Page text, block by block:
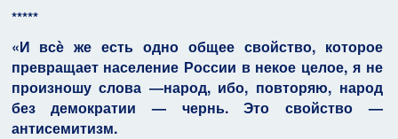
*****
«И всѐ же есть одно общее свойство, которое
превращает население России в некое целое, я не
произношу слова ―народ, ибо, повторяю, народ
без демократии — чернь. Это свойство —
антисемитизм.